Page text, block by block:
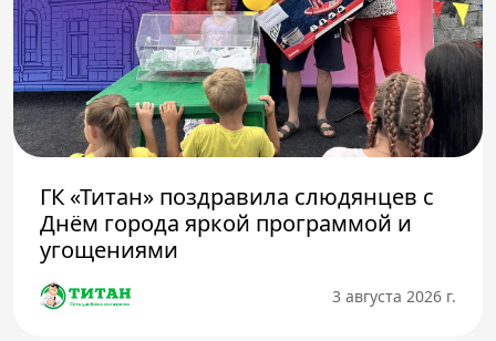
ГК «Титан» поздравила слюдянцев с
Днём города яркой программой и
угощениями
3 августа 2026 г.